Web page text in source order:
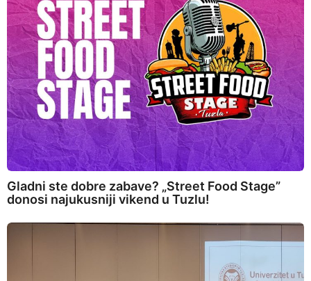
Gladni ste dobre zabave? „Street Food Stage”
donosi najukusniji vikend u Tuzlu!